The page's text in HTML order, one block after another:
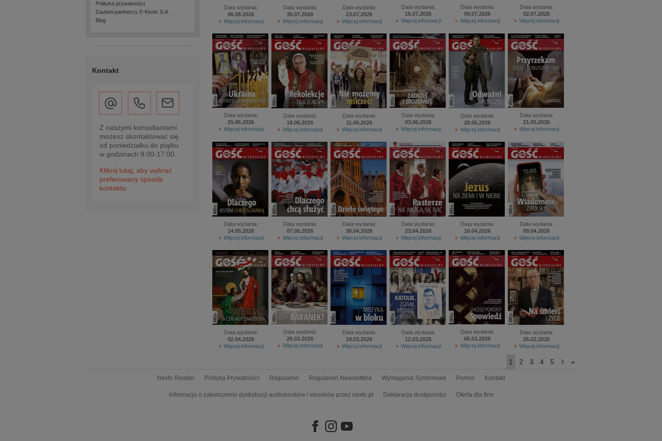
Data wydania:
06.08.2026
Więcej informacji
Data wydania:
30.07.2026
Więcej informacji
Data wydania:
23.07.2026
Więcej informacji
Data wydania:
16.07.2026
Więcej informacji
Data wydania:
09.07.2026
Więcej informacji
Data wydania:
02.07.2026
Więcej informacji
Data wydania:
25.06.2026
Więcej informacji
Data wydania:
18.06.2026
Więcej informacji
Data wydania:
11.06.2026
Więcej informacji
Data wydania:
03.06.2026
Więcej informacji
Data wydania:
28.05.2026
Więcej informacji
Data wydania:
21.05.2026
Więcej informacji
Data wydania:
14.05.2026
Więcej informacji
Data wydania:
07.05.2026
Więcej informacji
Data wydania:
30.04.2026
Więcej informacji
Data wydania:
23.04.2026
Więcej informacji
Data wydania:
16.04.2026
Więcej informacji
Data wydania:
09.04.2026
Więcej informacji
Data wydania:
02.04.2026
Więcej informacji
Data wydania:
26.03.2026
Więcej informacji
Data wydania:
19.03.2026
Więcej informacji
Data wydania:
12.03.2026
Więcej informacji
Data wydania:
05.03.2026
Więcej informacji
Data wydania:
26.02.2026
Więcej informacji
1 2 3 4 5 > »
Polityka prywatności
Zaufani partnerzy E-Kiosk S.A.
Blog
Kontakt
Z naszymi konsultantami
możesz skontaktować się
od poniedziałku do piątku
w godzinach 9:00-17:00.
Kliknij tutaj, aby wybrać
preferowany sposób
kontaktu
Nexto Reader Polityka Prywatności Regulamin Regulamin Newslettera Wymagania Systemowe Pomoc Kontakt
Informacja o zakończeniu dystrybucji audiobooków i ebooków przez nexto.pl Deklaracja dostępności Oferta dla firm